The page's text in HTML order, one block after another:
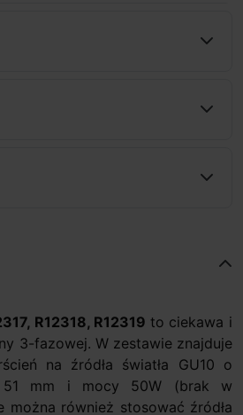
R12318, R12319 to ciekawa i
3-fazowej. W zestawie znajduje
na źródła światła GU10 o
51 mm i mocy 50W (brak w
można również stosować źródła